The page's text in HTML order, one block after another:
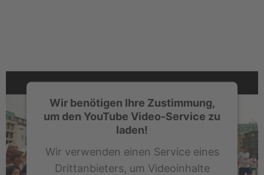
Wir benötigen Ihre Zustimmung,
um den YouTube Video-Service zu
laden!
Wir verwenden einen Service eines
Drittanbieters, um Videoinhalte